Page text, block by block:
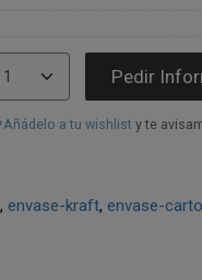
Pedir
Añádelo a tu wishlist y te
envase-kraft envase-